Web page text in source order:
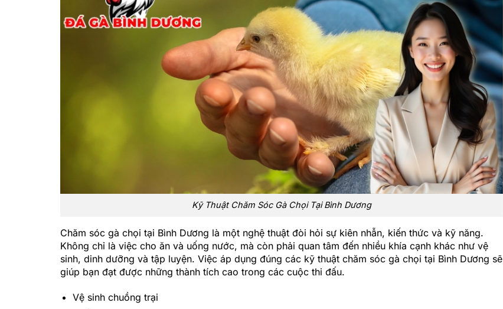
Kỹ Thuật Chăm Sóc Gà Chọi Tại Bình Dương
Chăm sóc gà chọi tại Bình Dương là một nghệ thuật đòi hỏi sự kiên nhẫn, kiến thức và kỹ năng.
Không chỉ là việc cho ăn và uống nước, mà còn phải quan tâm đến nhiều khía cạnh khác như vệ
sinh, dinh dưỡng và tập luyện. Việc áp dụng đúng các kỹ thuật chăm sóc gà chọi tại Bình Dương sẽ
giúp bạn đạt được những thành tích cao trong các cuộc thi đấu.
Vệ sinh chuồng trại